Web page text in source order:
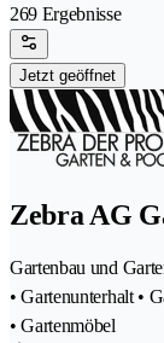
269 Ergebnisse
Jetzt geöffnet
Zebra AG
Gartenbau und
• Gartenunterhalt •
• Gartenmöbel